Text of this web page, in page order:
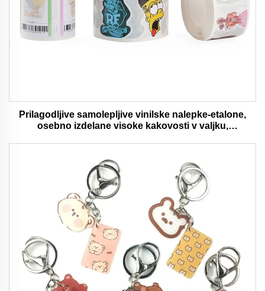
Prilagodljive samolepljive vinilske nalepke-etalone,
osebno izdelane visoke kakovosti v valjku,